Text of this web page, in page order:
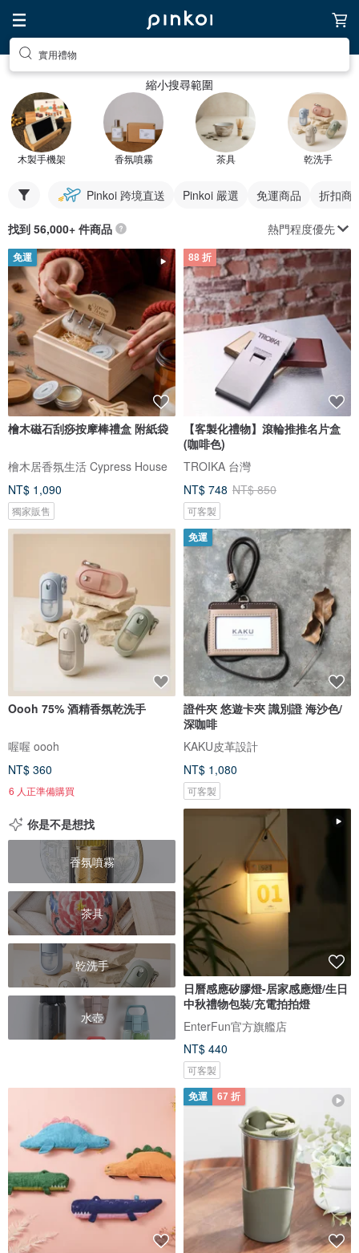
實用禮物
縮小搜尋範圍
木製手機架 香氛噴霧 茶具 乾洗手
Pinkoi 跨境直送 Pinkoi 嚴選 免運商品 折扣商
找到 56,000+ 件商品 熱門程度優先
免運
檜木磁石刮痧按摩棒禮盒 附紙袋
檜木居香氛生活 Cypress House
NT$ 1,090
獨家販售
88 折
【客製化禮物】滾輪推推名片盒
(咖啡色)
TROIKA 台灣
NT$ 748 NT$ 850
可客製
Oooh 75% 酒精香氛乾洗手
喔喔 oooh
NT$ 360
6 人正準備購買
免運
證件夾 悠遊卡夾 識別證 海沙色/
深咖啡
KAKU皮革設計
NT$ 1,080
可客製
你是不是想找
香氛噴霧
茶具
乾洗手
水壺
日曆感應矽膠燈-居家感應燈/生日
中秋禮物包裝/充電拍拍燈
EnterFun官方旗艦店
NT$ 440
可客製
免運 67 折